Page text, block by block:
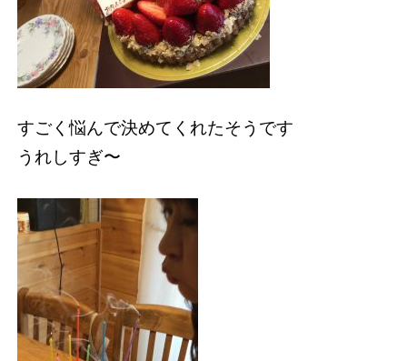
すごく悩んで決めてくれたそうです
うれしすぎ〜